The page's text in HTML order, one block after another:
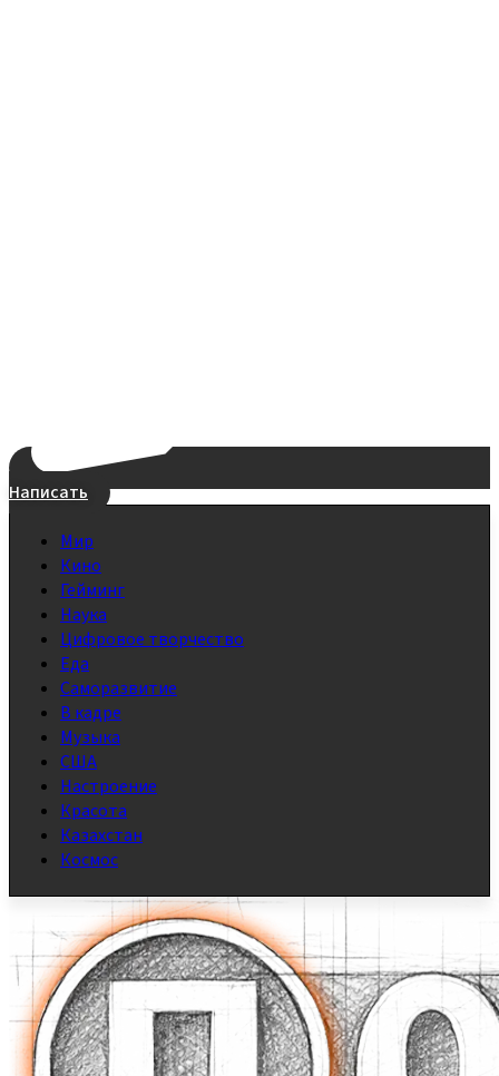
Написать
Мир
Кино
Гейминг
Наука
Цифровое творчество
Еда
Саморазвитие
В кадре
Музыка
США
Настроение
Красота
Казахстан
Космос